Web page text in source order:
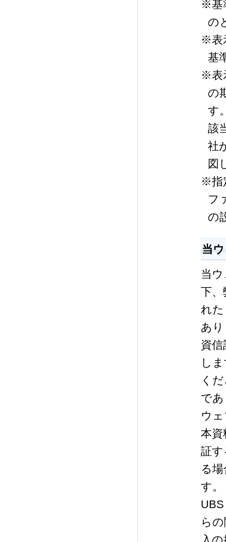
※基
の
※表
基
※表
の
す
該
社
図
※指
フ
の
当
当
下
れ
あ
資
し
く
で
ウ
本資
証
る
す。
ら